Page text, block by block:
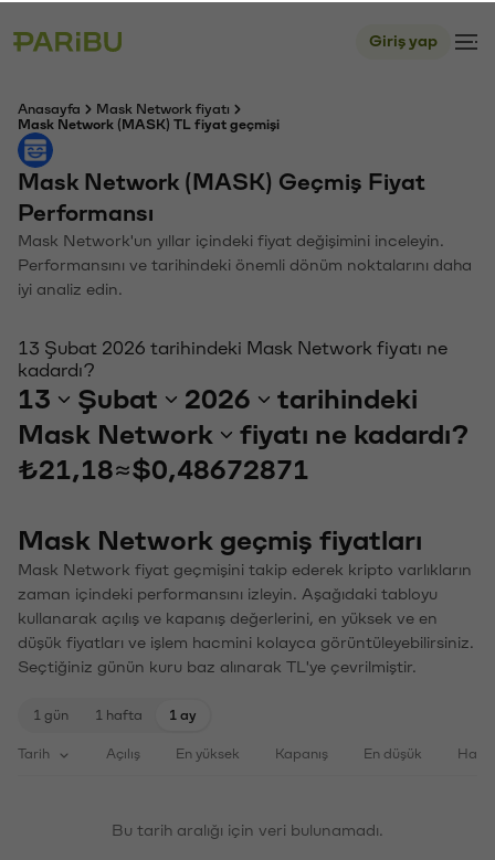
Giriş yap
Anasayfa
Mask Network fiyatı
Mask Network (MASK) TL fiyat geçmişi
Mask Network (MASK) Geçmiş Fiyat
Performansı
Mask Network'un yıllar içindeki fiyat değişimini inceleyin.
Performansını ve tarihindeki önemli dönüm noktalarını daha
iyi analiz edin.
13 Şubat 2026 tarihindeki Mask Network fiyatı ne
kadardı?
13 Şubat 2026
tarihindeki
Mask Network
fiyatı ne kadardı?
₺21,18≈$0,48672871
Mask Network geçmiş fiyatları
Mask Network fiyat geçmişini takip ederek kripto varlıkların
zaman içindeki performansını izleyin. Aşağıdaki tabloyu
kullanarak açılış ve kapanış değerlerini, en yüksek ve en
düşük fiyatları ve işlem hacmini kolayca görüntüleyebilirsiniz.
Seçtiğiniz günün kuru baz alınarak TL'ye çevrilmiştir.
1 gün 1 hafta 1 ay
Tarih Açılış En yüksek Kapanış En düşük
Bu tarih aralığı için veri bulunamadı.